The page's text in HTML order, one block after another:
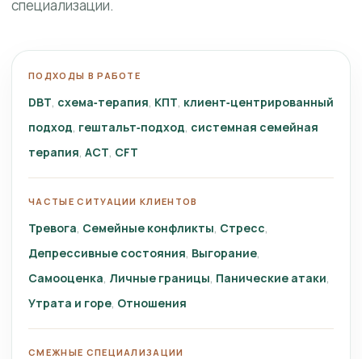
специализации.
ПОДХОДЫ В РАБОТЕ
DBT схема‑терапия КПТ клиент‑центрированный
подход гештальт‑подход системная семейная
терапия ACT CFT
ЧАСТЫЕ СИТУАЦИИ КЛИЕНТОВ
Тревога Семейные конфликты Стресс
Депрессивные состояния Выгорание
Самооценка Личные границы Панические атаки
Утрата и горе Отношения
СМЕЖНЫЕ СПЕЦИАЛИЗАЦИИ